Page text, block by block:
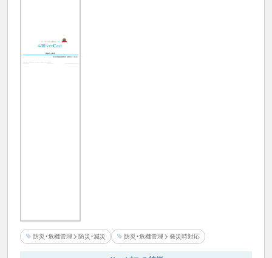
防災・危機管理 防災・減災 防災・危機管理 発災時対応